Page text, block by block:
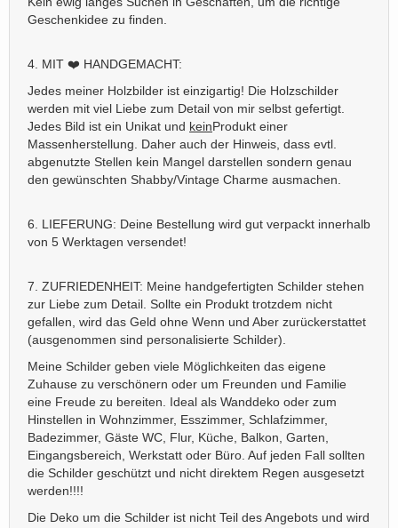
Geschenkidee zu finden.
4. MIT ❤️ HANDGEMACHT:
Jedes meiner Holzbilder ist einzigartig! Die Holzschilder
werden mit viel Liebe zum Detail von mir selbst gefertigt.
Jedes Bild ist ein Unikat und keinProdukt einer
Massenherstellung. Daher auch der Hinweis, dass evtl.
abgenutzte Stellen kein Mangel darstellen sondern genau
den gewünschten Shabby/Vintage Charme ausmachen.
6. LIEFERUNG: Deine Bestellung wird gut verpackt innerhalb
von 5 Werktagen versendet!
7. ZUFRIEDENHEIT: Meine handgefertigten Schilder stehen
zur Liebe zum Detail. Sollte ein Produkt trotzdem nicht
gefallen, wird das Geld ohne Wenn und Aber zurückerstattet
(ausgenommen sind personalisierte Schilder).
Meine Schilder geben viele Möglichkeiten das eigene
Zuhause zu verschönern oder um Freunden und Familie
eine Freude zu bereiten. Ideal als Wanddeko oder zum
Hinstellen in Wohnzimmer, Esszimmer, Schlafzimmer,
Badezimmer, Gäste WC, Flur, Küche, Balkon, Garten,
Eingangsbereich, Werkstatt oder Büro. Auf jeden Fall sollten
die Schilder geschützt und nicht direktem Regen ausgesetzt
werden!!!!
Die Deko um die Schilder ist nicht Teil des Angebots und wird